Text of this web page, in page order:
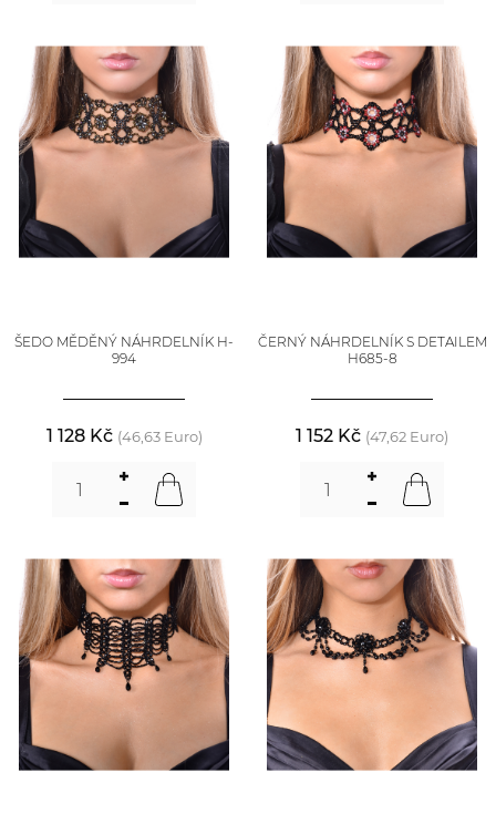
ŠEDO MĚDĚNÝ NÁHRDELNÍK H-
994
1 128 Kč (46,63 Euro)
ČERNÝ NÁHRDELNÍK S DETAILEM
H685-8
1 152 Kč (47,62 Euro)